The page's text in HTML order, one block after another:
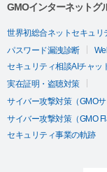
GMOインターネットグ
世界初総合ネットセキュリ
パスワード漏洩診断
セキュリティ相談AIチャッ
実在証明・盗聴対策
サイバー攻撃対策（GMO
サイバー攻撃対策（GMO
セキュリティ事業の軌跡